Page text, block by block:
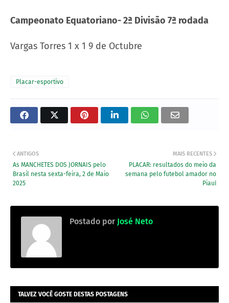
Campeonato Equatoriano- 2ª Divisão 7ª rodada
Vargas Torres 1 x 1 9 de Octubre
Placar-esportivo
MAIS RECENTES
PLACAR: resultados do meio da
semana pelo futebol amador no
Piauí
ANTIGOS
As MANCHETES DOS JORNAIS pelo
Brasil nesta sexta-feira, 2 de Maio
2025
Postado por José Neto
TALVEZ VOCÊ GOSTE DESTAS POSTAGENS